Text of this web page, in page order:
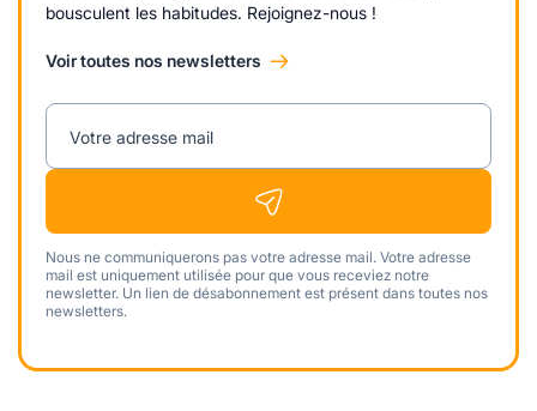
bousculent les habitudes. Rejoignez-nous !
Voir toutes nos newsletters
Votre adresse mail
Nous ne communiquerons pas votre adresse mail. Votre adresse
mail est uniquement utilisée pour que vous receviez notre
newsletter. Un lien de désabonnement est présent dans toutes nos
newsletters.